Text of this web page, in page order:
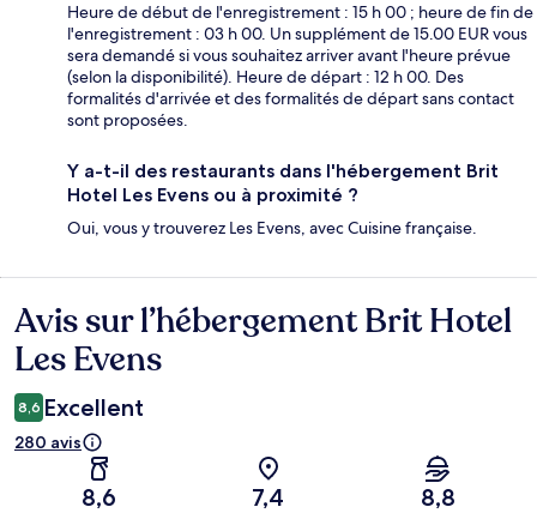
Heure de début de l'enregistrement : 15 h 00 ; heure de fin de
l'enregistrement : 03 h 00. Un supplément de 15.00 EUR vous
sera demandé si vous souhaitez arriver avant l'heure prévue
(selon la disponibilité). Heure de départ : 12 h 00. Des
formalités d'arrivée et des formalités de départ sans contact
sont proposées.
Y a-t-il des restaurants dans l'hébergement Brit
Hotel Les Evens ou à proximité ?
Oui, vous y trouverez Les Evens, avec Cuisine française.
Avis
Avis sur l’hébergement Brit Hotel
Les Evens
8,6 Excellent
280 avis
8,6 7,4 8,8